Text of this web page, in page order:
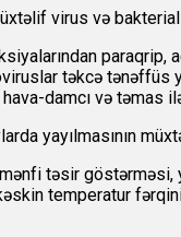
virus və
paraqrip,
təkcə
damcı və təmas
yayılmasının
təsir
temperatur